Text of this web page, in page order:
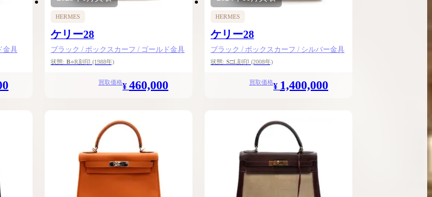
金具
HERMES
ケリー28
ブラック / ボックスカーフ / ゴールド金具
状態: B○R刻印 (1988年)
買取価格¥ 460,000
HERMES
ケリー28
ブラック / ボックスカーフ / シルバー金具
状態: S□L刻印 (2008年)
買取価格¥ 1,400,000